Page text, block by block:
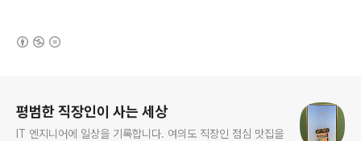
평범한 직장인이 사는 세상
IT 엔지니어에 일상을 기록합니다. 여의도 직장인 점심 맛집을